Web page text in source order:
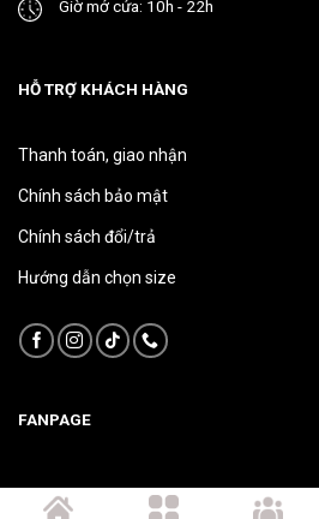
Giờ mở cửa: 10h - 22h
HỖ TRỢ KHÁCH HÀNG
Thanh toán, giao nhận
Chính sách bảo mật
Chính sách đổi/trả
Hướng dẫn chọn size
FANPAGE